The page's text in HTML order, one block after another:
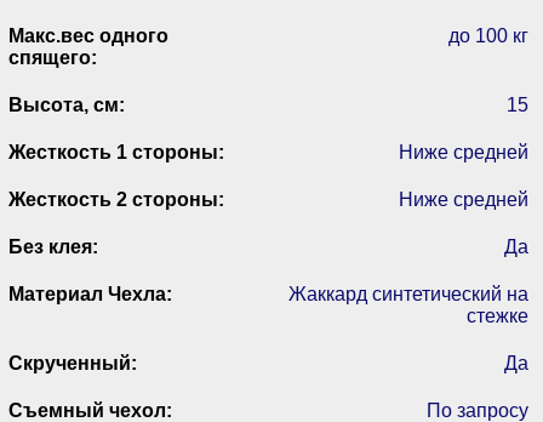
Макс.вес одного
спящего:
до 100 кг
Высота, см: 15
Жесткость 1 стороны: Ниже средней
Жесткость 2 стороны: Ниже средней
Без клея: Да
Материал Чехла:
Жаккард синтетический на
стежке
Скрученный: Да
Съемный чехол: По запросу